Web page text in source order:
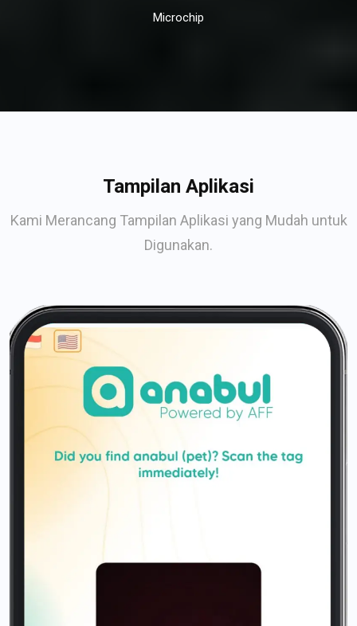
Microchip
Tampilan Aplikasi
Kami Merancang Tampilan Aplikasi yang Mudah untuk
Digunakan.